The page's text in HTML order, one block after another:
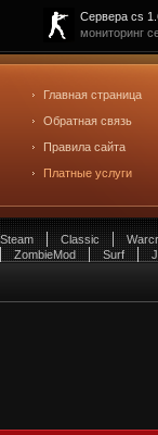
Сервера cs
мониторинг
Главная страница
Обратная связь
Правила сайта
Платные услуги
Steam Classic
ZombieMod
Surf